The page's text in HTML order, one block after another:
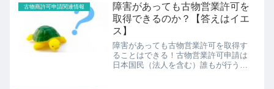
古物商許可申請関連情報
障害があっても古物営業許可を
取得できるのか？【答えはイエ
ス】
障害があっても古物営業許可を取得す
ることはできる！古物営業許可申請は
日本国民（法人を含む）誰もが行うこ